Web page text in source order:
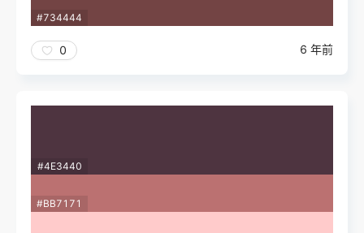
#734444
0 6 年前
#4E3440
#BB7171